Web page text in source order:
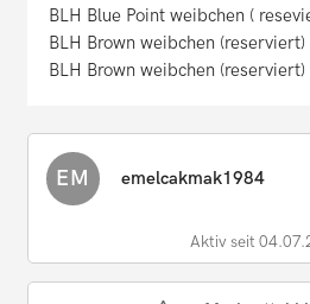
BLH Blue Point weibchen (
BLH Brown weibchen (reserviert)
BLH Brown weibchen (reserviert)
EM emelcakmak1984
Aktiv seit